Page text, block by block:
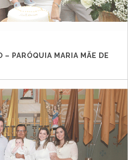
– PARÓQUIA MARIA MÃE DE